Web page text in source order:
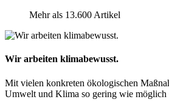
Mehr als 13.600 Artikel
Wir arbeiten klimabewusst.
Mit vielen konkreten ökologischen
Umwelt und Klima so gering wie möglich